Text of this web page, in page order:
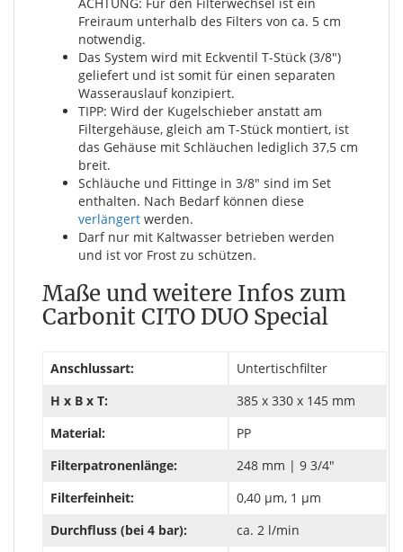
Freiraum unterhalb des Filters von ca. 5 cm
notwendig.
Das System wird mit Eckventil T-Stück (3/8")
geliefert und ist somit für einen separaten
Wasserauslauf konzipiert.
TIPP: Wird der Kugelschieber anstatt am
Filtergehäuse, gleich am T-Stück montiert, ist
das Gehäuse mit Schläuchen lediglich 37,5 cm
breit.
Schläuche und Fittinge in 3/8" sind im Set
enthalten. Nach Bedarf können diese
verlängert werden.
Darf nur mit Kaltwasser betrieben werden
und ist vor Frost zu schützen.
Maße und weitere Infos zum
Carbonit CITO DUO Special
Anschlussart:
Untertischfilter
H x B x T:
385 x 330 x 145 mm
Material:
PP
Filterpatronenlänge:
248 mm | 9 3/4"
Filterfeinheit:
0,40 µm, 1 µm
Durchfluss (bei 4 bar):
ca. 2 l/min